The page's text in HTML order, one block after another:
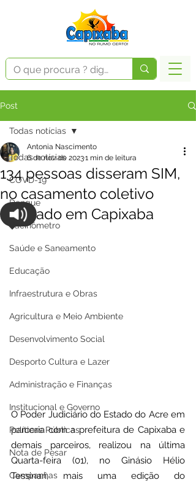
Post
Todas notícias
COVD-19
Dengue
Vacinômetro
Saúde e Saneamento
Educação
Infraestrutura e Obras
Agricultura e Meio Ambiente
Desenvolvimento Social
Desporto Cultura e Lazer
Administração e Finanças
Institucional e Governo
Políticas Públicas
Nota de Pesar
Campanhas
Todas notícias
134 pessoas disseram SIM,
no casamento coletivo
realizado em Capixaba
Antonia Nascimento
6 de nov. de 20231 min de leitura
O Poder Judiciário do Estado do Acre em
parceria com a prefeitura de Capixaba e
demais parceiros, realizou na última
Quarta-feira (01), no Ginásio Hélio
Tessinari, mais uma edição do